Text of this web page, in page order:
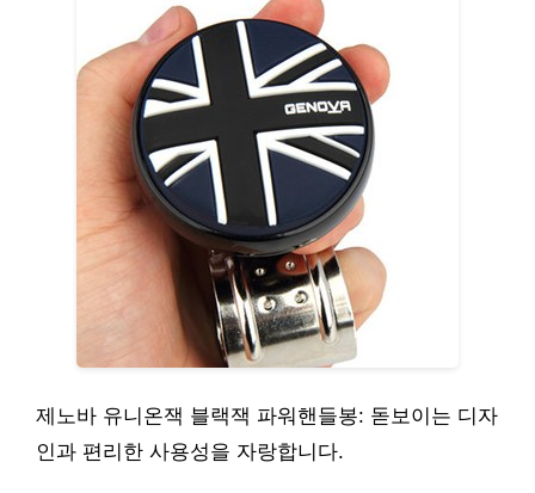
제노바 유니온잭 블랙잭 파워핸들봉: 돋보이는 디자
인과 편리한 사용성을 자랑합니다.